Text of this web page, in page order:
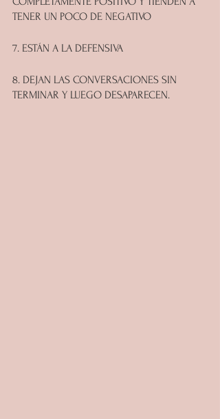
TENER UN POCO DE NEGATIVO
7. ESTÁN A LA DEFENSIVA
8. DEJAN LAS CONVERSACIONES SIN
TERMINAR Y LUEGO DESAPARECEN.